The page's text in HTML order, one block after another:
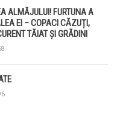
ALMĂJULUI! FURTUNA A
EI – COPACI CĂZUȚI,
TĂIAT ȘI GRĂDINI